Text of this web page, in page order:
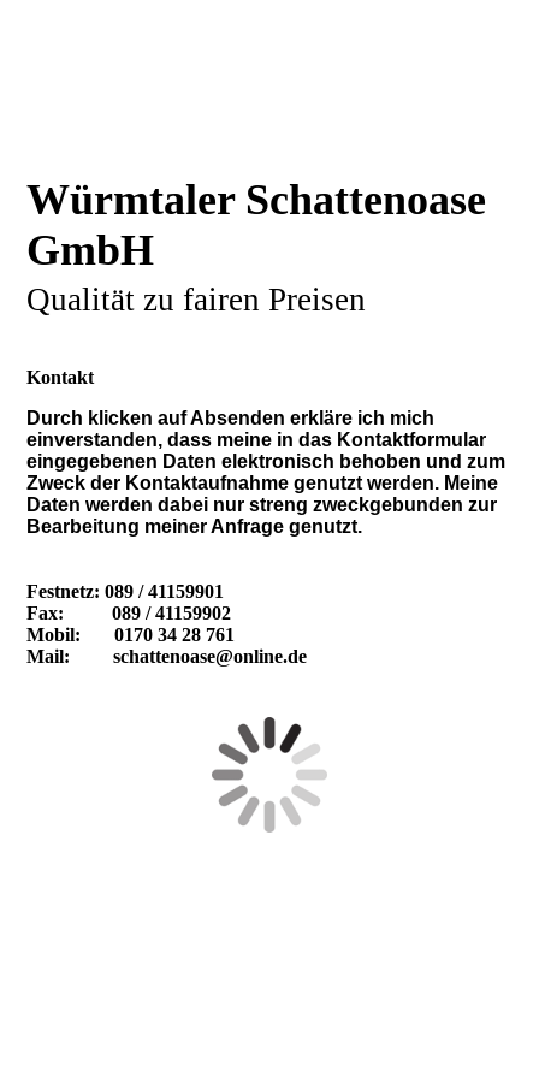
Würmtaler Schattenoase
GmbH
Qualität zu fairen Preisen
Kontakt
Durch klicken auf Absenden erkläre ich mich
einverstanden, dass meine in das Kontaktformular
eingegebenen Daten elektronisch behoben und zum
Zweck der Kontaktaufnahme genutzt werden. Meine
Daten werden dabei nur streng zweckgebunden zur
Bearbeitung meiner Anfrage genutzt.
Festnetz: 089 / 41159901
Fax: 089 / 41159902
Mobil: 0170 34 28 761
Mail: schattenoase@online.de